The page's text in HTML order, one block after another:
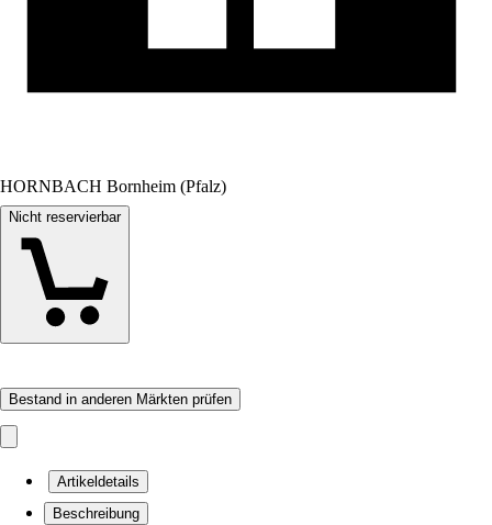
HORNBACH Bornheim (Pfalz)
Nicht reservierbar
Bestand in anderen Märkten prüfen
Artikeldetails
Beschreibung